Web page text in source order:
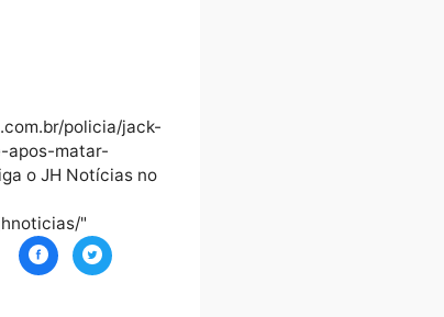
Manaus. Publicidade
policia/jack-
bilhete-apos-matar-
o JH Notícias no